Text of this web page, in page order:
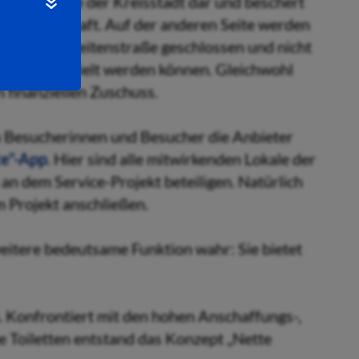
Kundschaft. Auf der anderen Seite werden
in der Breitenstraße geschlossen und nicht
erzielt werden können. Gleichwohl
Zuschuss.
und Besucher die Anbieter
App. Hier sind alle mitwirkenden Lokale der
dem Service-Projekt beteiligen. Natürlich
Projekt anschließen.
bedeutsame Funktion wahr: Sie bietet
mit den hohen Anschaffungs-,
entstand das Konzept „Nette